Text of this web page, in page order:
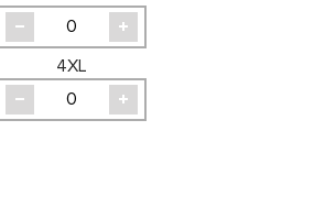
4XL